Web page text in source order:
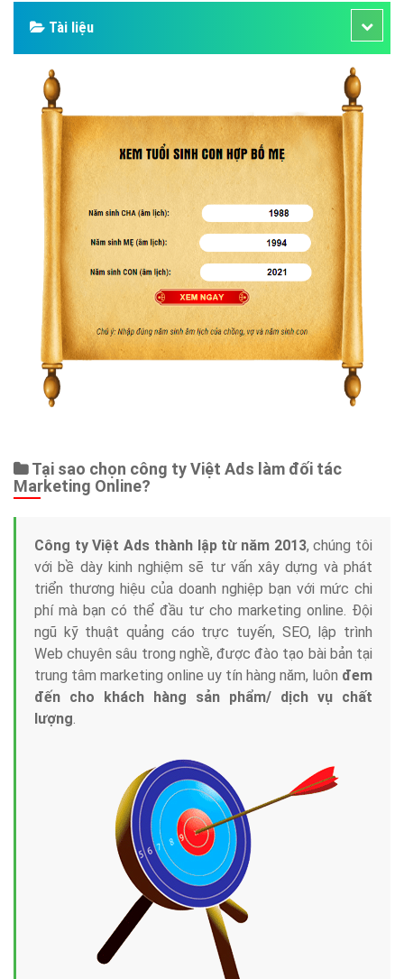
Tài liệu
Tại sao chọn công ty Việt Ads làm đối tác
Marketing Online?
Công ty Việt Ads thành lập từ năm 2013, chúng tôi
với bề dày kinh nghiệm sẽ tư vấn xây dựng và phát
triển thương hiệu của doanh nghiệp bạn với mức chi
phí mà bạn có thể đầu tư cho marketing online. Đội
ngũ kỹ thuật quảng cáo trực tuyến, SEO, lập trình
Web chuyên sâu trong nghề, được đào tạo bài bản tại
trung tâm marketing online uy tín hàng năm, luôn đem
đến cho khách hàng sản phẩm/ dịch vụ chất
lượng.